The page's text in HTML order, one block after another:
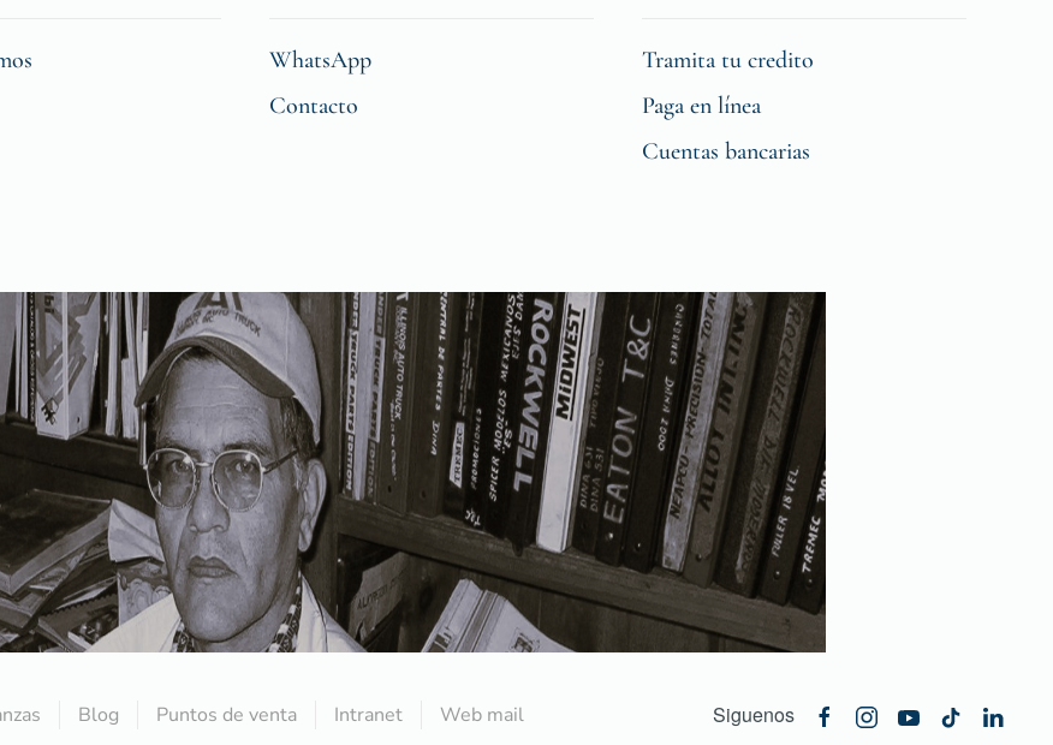
WhatsApp
Contacto
Tramita tu credito
Paga en línea
Cuentas bancarias
Blog Puntos de venta Intranet Web mail Siguenos